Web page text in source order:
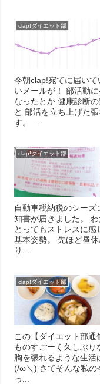
clap!ダイエット部
今朝clap!宛てに届い
いメールが！ 部活動
なったとか 健康診断
と 部活を立ち上げた
す。 ...
clap!ダイエット部
自動車税納税のシー
知書が届きました。
とってもストレスに
基本姿勢。 先ほど昼
り...
clap!ダイエット部
この【ダイエット部
ものすごーく久しぶ
胸を張れるような生活
(/ω＼) さてそんな私の
っ...